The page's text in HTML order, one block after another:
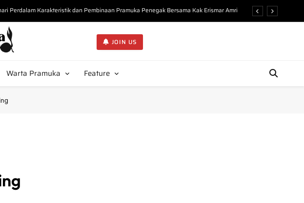
Perdalam Karakteristik dan Pembinaan Pramuka Penegak Bersama Kak Erismar Amri
Kak Misrawati Kupas Sejarah dan Organisasi Gerakan Pramuka di KMD Undhari”
Seragam, Kak Amrullah Kupas Filosofi Atribut Pembina Pramuka di KMD Undhari
Salahuddin Tekankan Postur Ideal Pembina Pramuka kepada 225 Peserta KMD Undhari
JOIN US
Warta Pramuka Feature